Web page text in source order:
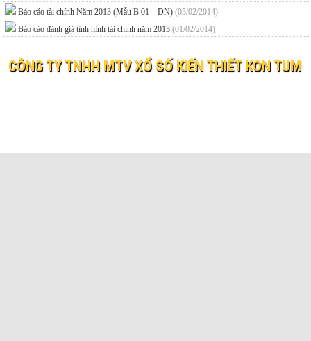
Báo cáo tài chính Năm 2013 (Mẫu B 01 – DN) (05/02/2014)
Báo cáo đánh giá tình hình tài chính năm 2013 (01/02/2014)
CÔNG TY TNHH MTV XỔ SỐ KIẾN THIẾT KON TUM